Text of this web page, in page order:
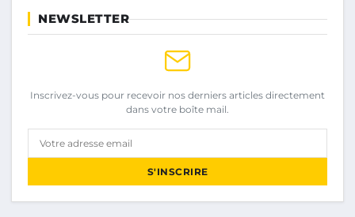
NEWSLETTER
Inscrivez-vous pour recevoir nos derniers articles directement
dans votre boîte mail.
Votre adresse email
S'INSCRIRE